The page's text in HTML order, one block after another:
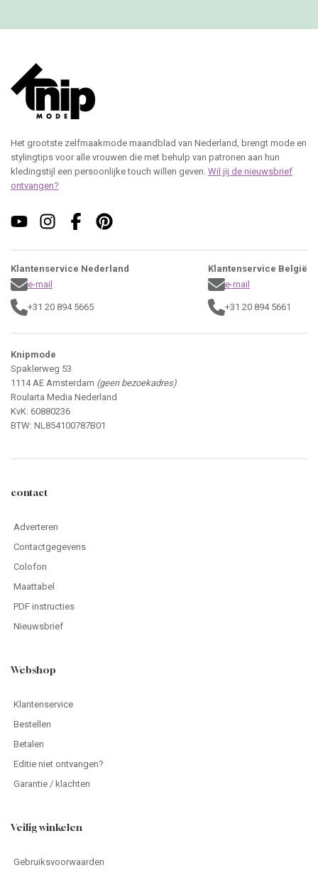
Het grootste zelfmaakmode maandblad van Nederland, brengt mode en
stylingtips voor alle vrouwen die met behulp van patronen aan hun
kledingstijl een persoonlijke touch willen geven. Wil jij de nieuwsbrief
ontvangen?
Klantenservice Nederland
e-mail
+31 20 894 5665
Klantenservice België
e-mail
+31 20 894 5661
Knipmode
Spaklerweg 53
1114 AE Amsterdam (geen bezoekadres)
Roularta Media Nederland
KvK: 60880236
BTW: NL854100787B01
contact
Adverteren
Contactgegevens
Colofon
Maattabel
PDF instructies
Nieuwsbrief
Webshop
Klantenservice
Bestellen
Betalen
Editie niet ontvangen?
Garantie / klachten
Veilig winkelen
Gebruiksvoorwaarden